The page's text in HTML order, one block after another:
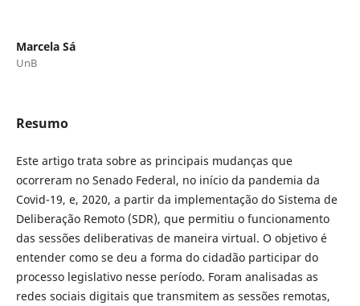
Marcela Sá
UnB
Resumo
Este artigo trata sobre as principais mudanças que
ocorreram no Senado Federal, no início da pandemia da
Covid-19, e, 2020, a partir da implementação do Sistema de
Deliberação Remoto (SDR), que permitiu o funcionamento
das sessões deliberativas de maneira virtual. O objetivo é
entender como se deu a forma do cidadão participar do
processo legislativo nesse período. Foram analisadas as
redes sociais digitais que transmitem as sessões remotas,